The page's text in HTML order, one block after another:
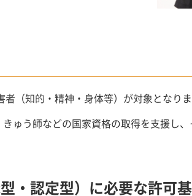
（知的・精神・身体等）が対象となり
ゅう師などの国家資格の取得を支援し
・認定型）に必要な許可